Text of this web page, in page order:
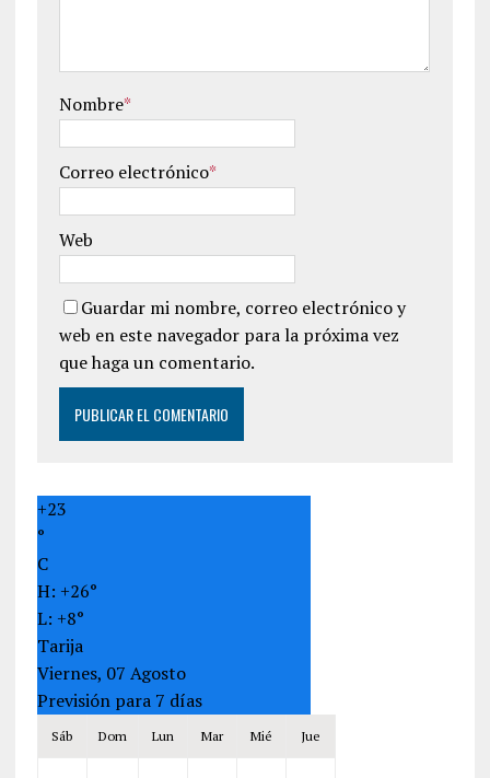
Nombre*
Correo electrónico*
Web
Guardar mi nombre, correo electrónico y
web en este navegador para la próxima vez
que haga un comentario.
+23
°
C
H: +26°
L: +8°
Tarija
Viernes, 07 Agosto
Previsión para 7 días
Sáb Dom Lun Mar Mié Jue